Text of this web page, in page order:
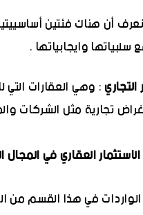
أن هناك فئتين
وايجابياتها .
: وهي العقارات
تجارية مثل الشركات
العقاري في المجال
في هذا القسم من